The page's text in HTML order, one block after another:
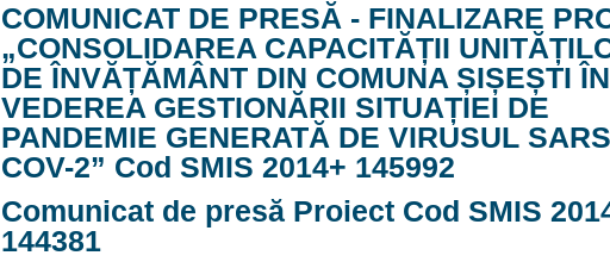
COMUNICAT DE PRESĂ - FINALIZARE
„CONSOLIDAREA CAPACITĂȚII
DE ÎNVĂȚĂMÂNT DIN COMUNA ȘIȘEȘTI ÎN
VEDEREA GESTIONĂRII SITUAȚIEI DE
PANDEMIE GENERATĂ DE VIRUSUL
COV-2” Cod SMIS 2014+ 145992
Comunicat de presă Proiect Cod SMIS
144381